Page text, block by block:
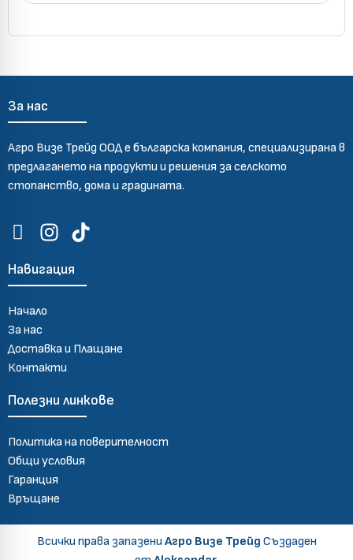
За нас
Агро Визе Трейд ООД е българска компания, специализирана в
предлагането на продукти и решения за селското
стопанство, дома и градината.
Навигация
Начало
За нас
Доставка и Плащане
Контакти
Полезни линкове
Политика на поверителност
Общи условия
Гаранция
Връщане
Всички права запазениАгро Визе Трейд Създаден